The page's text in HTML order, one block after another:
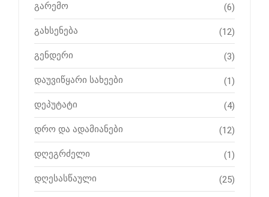
გარემო (6)
გახსენება (12)
გენდერი (3)
დაუვიწყარი სახეები (1)
დეპუტატი (4)
დრო და ადამიანები (12)
დღეგრძელი (1)
დღესასწაული (25)